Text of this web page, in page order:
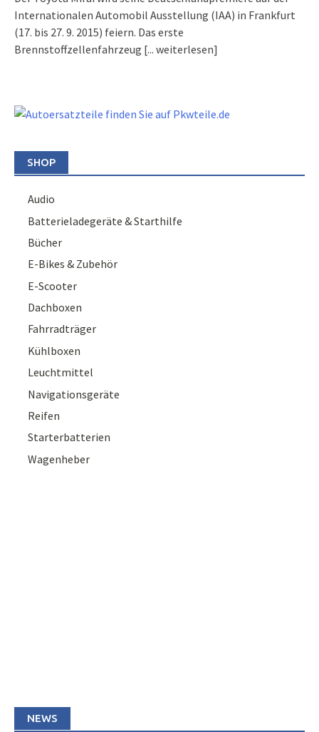
Internationalen Automobil Ausstellung (IAA) in Frankfurt
(17. bis 27. 9. 2015) feiern. Das erste
Brennstoffzellenfahrzeug [... weiterlesen]
SHOP
Audio
Batterieladegeräte & Starthilfe
Bücher
E-Bikes & Zubehör
E-Scooter
Dachboxen
Fahrradträger
Kühlboxen
Leuchtmittel
Navigationsgeräte
Reifen
Starterbatterien
Wagenheber
NEWS